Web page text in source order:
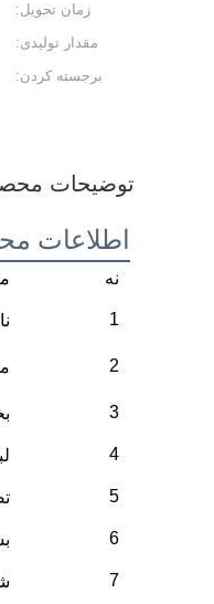
زمان تحویل:
مقدار تولیدی:
برجسته کردن:
توضیحات
اطلاعات
نه
1
2
3
4
5
6
7